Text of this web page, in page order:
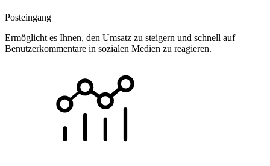
Posteingang
Ermöglicht es Ihnen, den Umsatz zu steigern und schnell auf
Benutzerkommentare in sozialen Medien zu reagieren.